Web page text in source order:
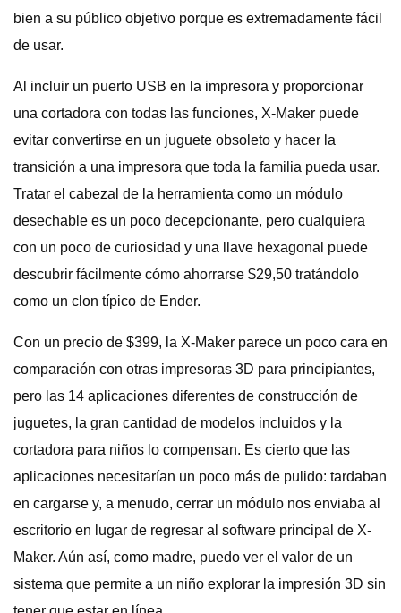
bien a su público objetivo porque es extremadamente fácil
de usar.
Al incluir un puerto USB en la impresora y proporcionar
una cortadora con todas las funciones, X-Maker puede
evitar convertirse en un juguete obsoleto y hacer la
transición a una impresora que toda la familia pueda usar.
Tratar el cabezal de la herramienta como un módulo
desechable es un poco decepcionante, pero cualquiera
con un poco de curiosidad y una llave hexagonal puede
descubrir fácilmente cómo ahorrarse $29,50 tratándolo
como un clon típico de Ender.
Con un precio de $399, la X-Maker parece un poco cara en
comparación con otras impresoras 3D para principiantes,
pero las 14 aplicaciones diferentes de construcción de
juguetes, la gran cantidad de modelos incluidos y la
cortadora para niños lo compensan. Es cierto que las
aplicaciones necesitarían un poco más de pulido: tardaban
en cargarse y, a menudo, cerrar un módulo nos enviaba al
escritorio en lugar de regresar al software principal de X-
Maker. Aún así, como madre, puedo ver el valor de un
sistema que permite a un niño explorar la impresión 3D sin